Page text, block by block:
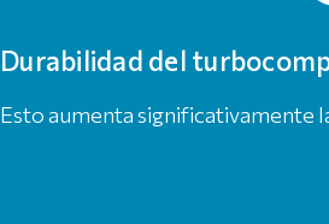
Durabilidad del
Esto aumenta significativamente